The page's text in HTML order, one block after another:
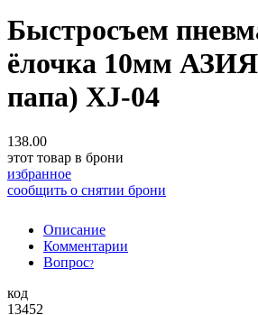
Быстросъем
ёлочка 10мм
папа) XJ-04
138.00
этот товар в брони
избранное
сообщить о снятии брони
Описание
Комментарии
Вопрос?
код
13452